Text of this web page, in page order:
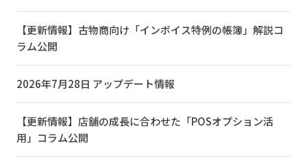
【更新情報】古物商向け「インボイス特例の帳簿」解説コ
ラム公開
2026年7月28日 アップデート情報
【更新情報】店舗の成長に合わせた「POSオプション活
用」コラム公開